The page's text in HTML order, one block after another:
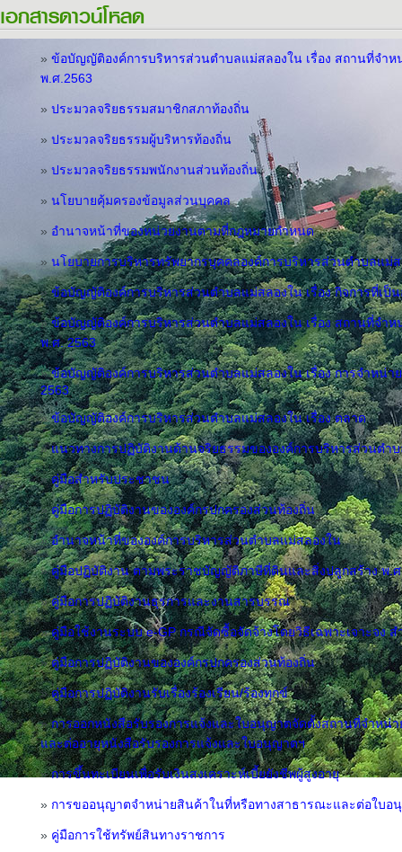
เอกสารดาวน์โหลด
» ข้อบัญญัติองค์การบริหารส่วนตำบลแม่สลองใน เรื่อง สถานที่จำ
พ.ศ.2563
» ประมวลจริยธรรมสมาชิกสภาท้องถิ่น
» ประมวลจริยธรรมผู้บริหารท้องถิ่น
» ประมวลจริยธรรมพนักงานส่วนท้องถิ่น
» นโยบายคุ้มครองข้อมูลส่วนบุคคล
» อำนาจหน้าที่ของหน่วยงานตามที่กฎหมายกำหนด
» นโยบายการบริหารทรัพยากรบุคคลองค์การบริหารส่วนตำบลแม่
»ข้อบัญญัติองค์การบริหารส่วนตำบลแม่สลองใน เรื่อง กิจการที่เป็
»ข้อบัญญัติองค์การบริหารส่วนตำบลแม่สลองใน เรื่อง สถานที่จำ
พ.ศ. 2563
»ข้อบัญญัติองค์การบริหารส่วนตำบลแม่สลองใน เรื่อง การจำหน่
2563
»ข้อบัญญัติองค์การบริหารส่วนตำบลแม่สลองใน เรื่อง ตลาด
»แนวทางการปฏิบัติงานด้านจริยธรรมขององค์การบริหารส่วนตำ
»คู่มือสำหรับประชาชน
»คู่มือการปฏิบัติงานขององค์กรปกครองส่วนท้องถิ่น
»อำนาจหน้าที่ขององค์การบริหารส่วนตำบลแม่สลองใน
»คู่มือปฏิบัติงาน ตามพระราชบัญญัติภาษีที่ดินและสิ่งปลูกสร้าง พ.ศ
»คู่มือการปฏิบัติงานธุรการและงานสารบรรณ
»คู่มือใช้งานระบบ e-GP กรณีจัดซื้อจัดจ้างโดยวิธีเฉพาะเจาะจง
»คู่มือการปฏิบัติงานขององค์กรปกครองส่วนท้องถิ่น
»คู่มือการปฏิบัติงานรับเรื่องร้องเรียน/ร้องทุกข์
»การออกหนังสือรับรองการแจ้งและใบอนุญาตจัดตั้งสถานที่จำหน่
และต่ออายุหนังสือรับรองการแจ้งและใบอนุญาตฯ
»การขึ้นทะเบียนเพื่อรับเงินสงเคราะห์เบี้ยยังชีพผู้สูงอายุ
» การขออนุญาตจำหน่ายสินค้าในที่หรือทางสาธารณะและต่อใบอ
» คู่มือการใช้ทรัพย์สินทางราชการ